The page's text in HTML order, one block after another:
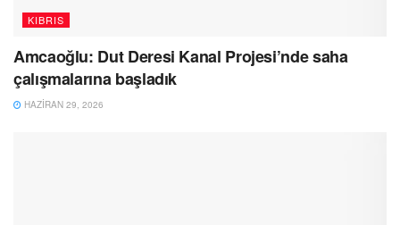
KIBRIS
Amcaoğlu: Dut Deresi Kanal Projesi’nde saha
çalışmalarına başladık
HAZIRAN 29, 2026